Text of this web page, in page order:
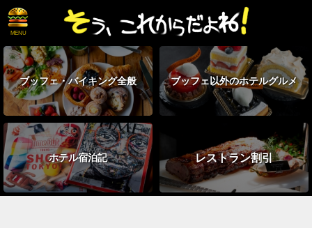
ブッフェ・バイキング全般 ブッフェ以外のホテルグルメ
ホテル宿泊記 レストラン割引